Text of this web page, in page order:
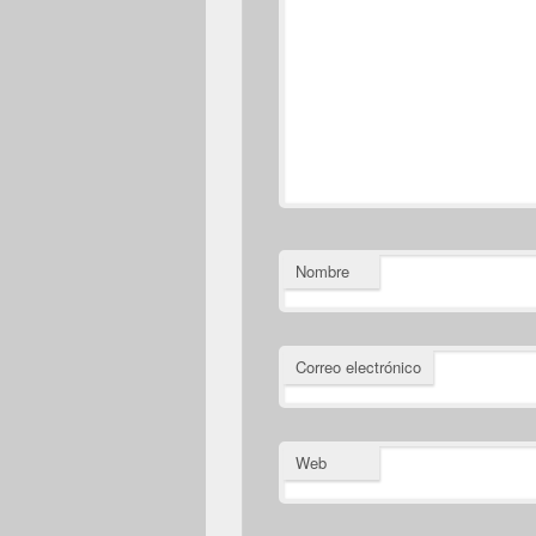
Nombre
Correo electrónico
Web